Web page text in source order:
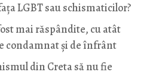
LGBT sau schismaticilor?
mai răspândite, cu atât
condamnat și de înfrânt
din Creta să nu fie